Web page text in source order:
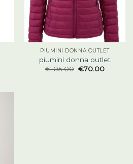
PIUMINI DONNA OUTLET
piumini donna outlet
€105.00 €70.00